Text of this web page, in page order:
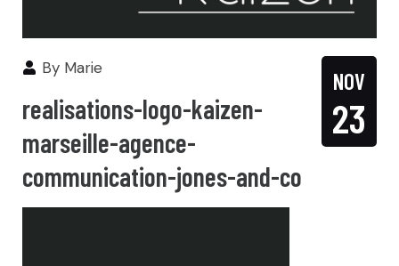
By Marie NOV
23
realisations-logo-kaizen-
marseille-agence-
communication-jones-and-co